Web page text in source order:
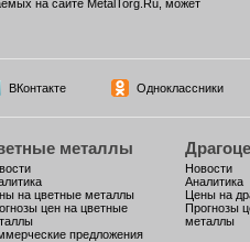
на сайте MetalTorg.Ru, может
ВКонтакте Одноклассники
металлы
на цветные металлы
цен на цветные
предложения
Новости
Аналитика
Цены на
Прогнозы
металлы